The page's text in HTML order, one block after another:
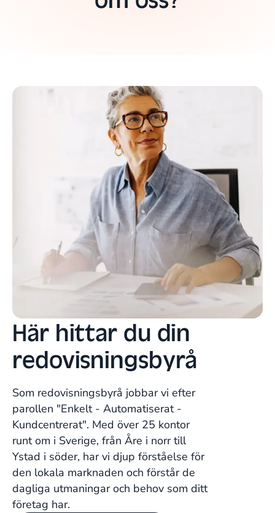
Här hittar du din
redovisningsbyrå
Som redovisningsbyrå jobbar vi efter
parollen "Enkelt - Automatiserat -
Kundcentrerat". Med över 25 kontor
runt om i Sverige, från Åre i norr till
Ystad i söder, har vi djup förståelse för
den lokala marknaden och förstår de
dagliga utmaningar och behov som ditt
företag har.